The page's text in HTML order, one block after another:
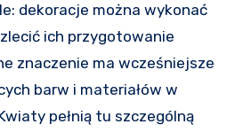
dekoracje można wykonać
ich przygotowanie
znaczenie ma wcześniejsze
barw i materiałów w
pełnią tu szczególną